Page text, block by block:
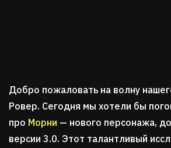
Добро пожаловать на волну
Ровер. Сегодня мы хотели бы
про Морни — нового персонажа,
версии 3.0. Этот талантливый